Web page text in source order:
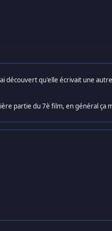
découvert qu'elle écrivait une
partie du 7è film, en général ça